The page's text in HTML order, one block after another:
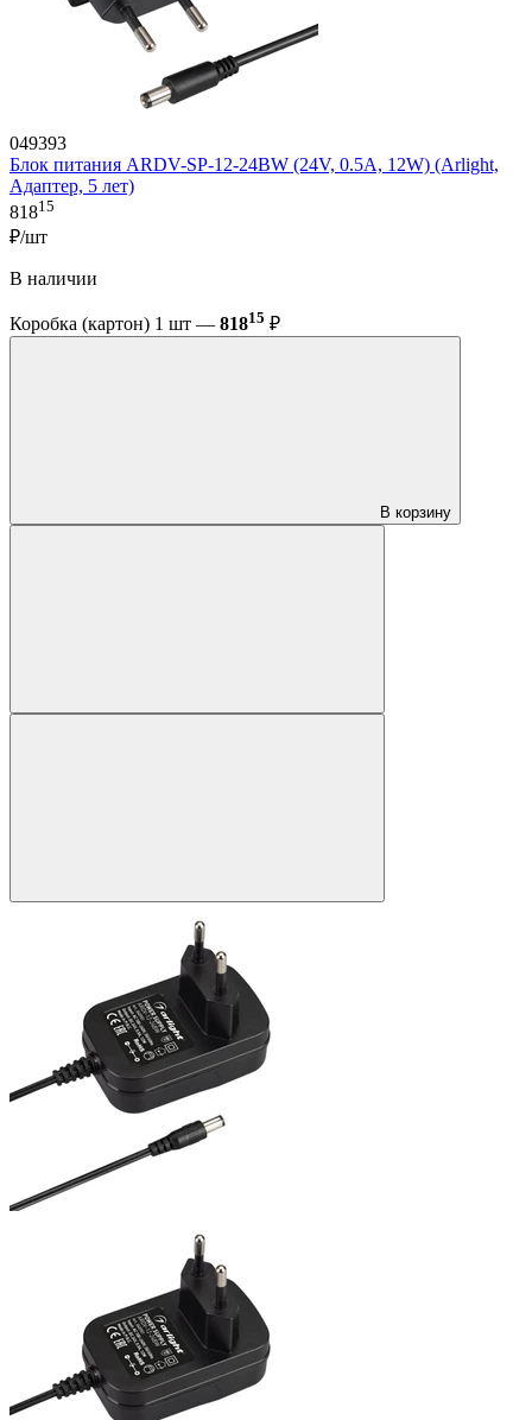
049393
Блок питания ARDV-SP-12-24BW (24V, 0.5A, 12W) (Arlight,
Адаптер, 5 лет)
81815
₽/шт
В наличии
Коробка (картон) 1 шт — 81815 ₽
В корзину